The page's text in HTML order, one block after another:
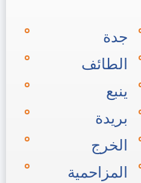
جدة
الطائف
ينبع
بريدة
الخرج
المزاحمية